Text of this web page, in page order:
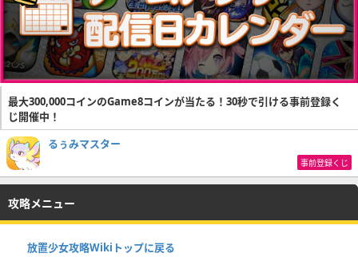
最大300,000コインのGame8コインが当たる！30秒で引ける事前登録く
じ開催中！
るぅみマスター
事前登録くじ
攻略メニュー
放置少女攻略Wikiトップに戻る